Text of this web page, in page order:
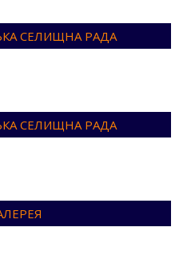
СЕЛИЩНА РАДА
СЕЛИЩНА РАДА